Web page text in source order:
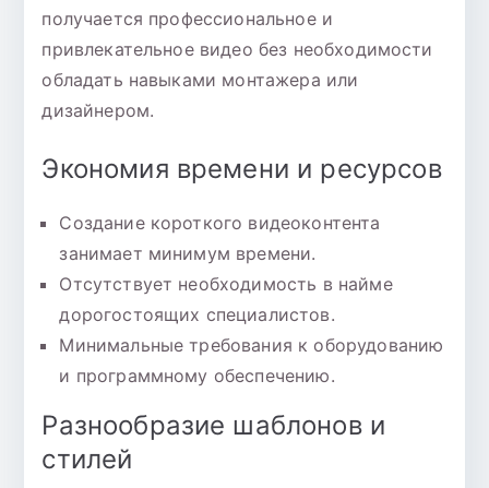
получается профессиональное и
привлекательное видео без необходимости
обладать навыками монтажера или
дизайнером.
Экономия времени и ресурсов
Создание короткого видеоконтента
занимает минимум времени.
Отсутствует необходимость в найме
дорогостоящих специалистов.
Минимальные требования к оборудованию
и программному обеспечению.
Разнообразие шаблонов и
стилей